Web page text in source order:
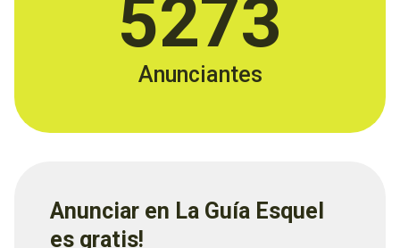
5273
Anunciantes
Anunciar en La Guía Esquel
es gratis!